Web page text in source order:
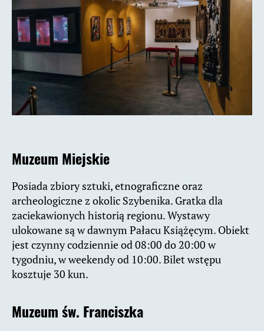
Muzeum Miejskie
Posiada zbiory sztuki, etnograficzne oraz
archeologiczne z okolic Szybenika. Gratka dla
zaciekawionych historią regionu. Wystawy
ulokowane są w dawnym Pałacu Książęcym. Obiekt
jest czynny codziennie od 08:00 do 20:00 w
tygodniu, w weekendy od 10:00. Bilet wstępu
kosztuje 30 kun.
Muzeum św. Franciszka